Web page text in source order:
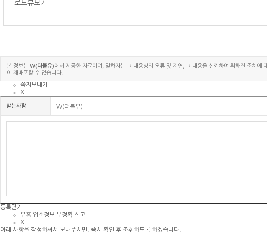
로드뷰보기
본 정보는 W(더블유)에서 제공한 자료이며, 일하자는 그 내용상의 오류 및 지연, 그 내용을 신뢰하여 취해진 조치에
이 재배포할 수 없습니다.
쪽지보내기
X
받는사람 W(더블유)
등록닫기
유흥 업소정보 부정확 신고
X
아래 사항을 작성하셔서 보내주시면, 즉시 확인 후 조취하도록 하겠습니다.